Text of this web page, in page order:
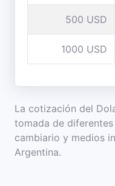
500 USD
1000 USD
La cotización del
tomada de
cambiario y medios
Argentina.